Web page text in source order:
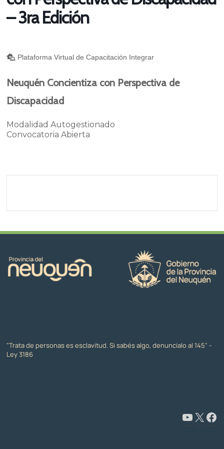
– 3ra Edición
Plataforma Virtual de Capacitación Integrar
Neuquén Concientiza con Perspectiva de
Discapacidad
Modalidad Autogestionado
Convocatoria Abierta
"Trata de personas es esclavitud. Si sabés algo, denuncialo al 145" -
Ley 3186
www.youtube.com/@CapacitaciónyFormaciónNeuquén X Facebook